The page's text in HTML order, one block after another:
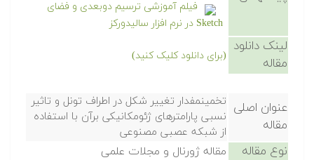
فیلم آموزشی ترسیم دوبعدی و فضای
Sketch در نرم افزار سالیدورکز
لینک دانلود
مقاله
(برای دانلود کلیک کنید)
عنوان اصلی
مقاله
تخمینمفدار تغییر شکل در اطراف تونل و تاثیر
نسبی پارامترهای ژئومکانیکی برآن با استفاده
از شبکه عصبی مصنوعی
نوع مقاله مقاله ژورنال و مجلات علمی